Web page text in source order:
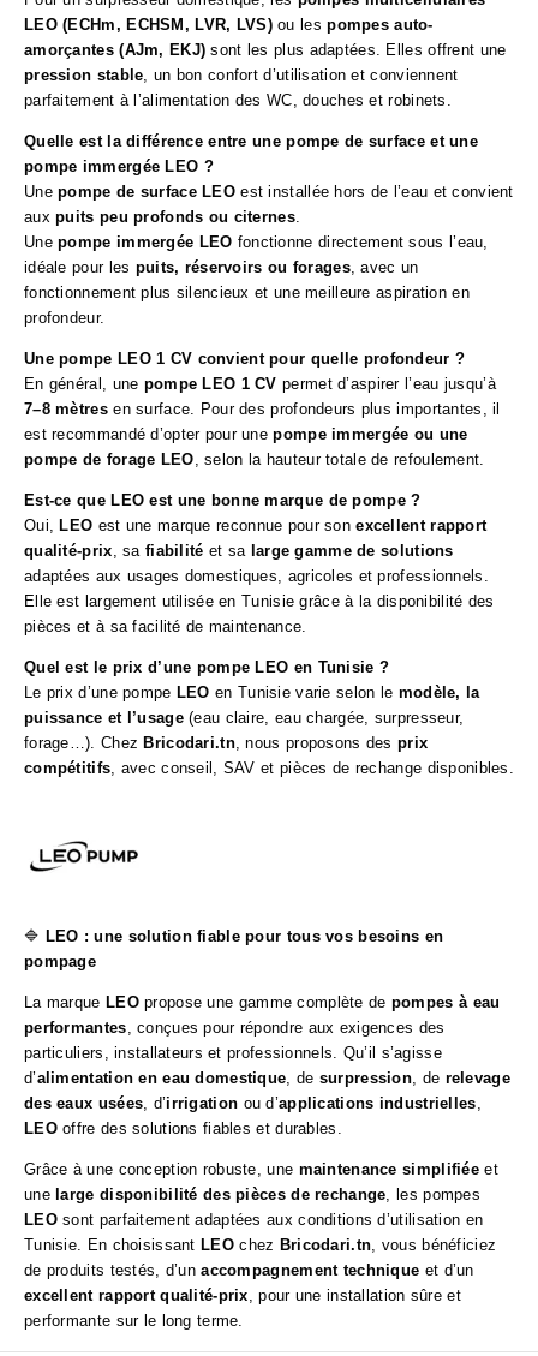
LEO (ECHm, ECHSM, LVR, LVS)ou lespompes auto-
amorçantes (AJm, EKJ) sont les plus adaptées. Elles offrent une
pression stable, un bon confort d’utilisation et conviennent
parfaitement à l’alimentation des WC, douches et robinets.
Quelle est la différence entre une pompe de surface et une
pompe immergée LEO ?
Unepompe de surface LEO est installée hors de l’eau et convient
auxpuits peu profonds ou citernes.
Unepompe immergée LEO fonctionne directement sous l’eau,
idéale pour les puits, réservoirs ou forages, avec un
fonctionnement plus silencieux et une meilleure aspiration en
profondeur.
Une pompe LEO 1 CV convient pour quelle profondeur ?
En général, une pompe LEO 1 CV permet d’aspirer l’eau jusqu’à
7–8 mètresen surface. Pour des profondeurs plus importantes, il
est recommandé d’opter pour unepompe immergée ou une
pompe de forage LEO, selon la hauteur totale de refoulement.
Est-ce que LEO est une bonne marque de pompe ?
Oui, LEO est une marque reconnue pour sonexcellent rapport
qualité-prix, sa fiabilité et sa large gamme de solutions
adaptées aux usages domestiques, agricoles et professionnels.
Elle est largement utilisée en Tunisie grâce à la disponibilité des
pièces et à sa facilité de maintenance.
Quel est le prix d’une pompe LEO en Tunisie ?
Le prix d’une pompe LEO en Tunisie varie selon le modèle, la
puissance et l’usage(eau claire, eau chargée, surpresseur,
forage…). Chez Bricodari.tn, nous proposons desprix
compétitifs, avec conseil, SAV et pièces de rechange disponibles.
🔷 LEO : une solution fiable pour tous vos besoins en
pompage
La marque LEOpropose une gamme complète de pompes à eau
performantes, conçues pour répondre aux exigences des
particuliers, installateurs et professionnels. Qu’il s’agisse
d’alimentation en eau domestique, de surpression, de relevage
des eaux usées, d’irrigation ou d’applications industrielles,
LEOoffre des solutions fiables et durables.
Grâce à une conception robuste, une maintenance simplifiéeet
une large disponibilité des pièces de rechange, les pompes
LEOsont parfaitement adaptées aux conditions d’utilisation en
Tunisie. En choisissant LEOchez Bricodari.tn, vous bénéficiez
de produits testés, d’unaccompagnement technique et d’un
excellent rapport qualité-prix, pour une installation sûre et
performante sur le long terme.